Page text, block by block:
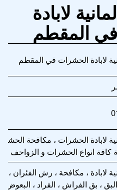
لابادة
المقطم
لابادة الحشرات في المقطم
لابادة الحشرات ، مكافحة
كافة انواع الحشرات و الزواحف و
لابادة ، مكافحة ، رش الفئران ،
، بق الفراش ، القراد ، البعوض ،